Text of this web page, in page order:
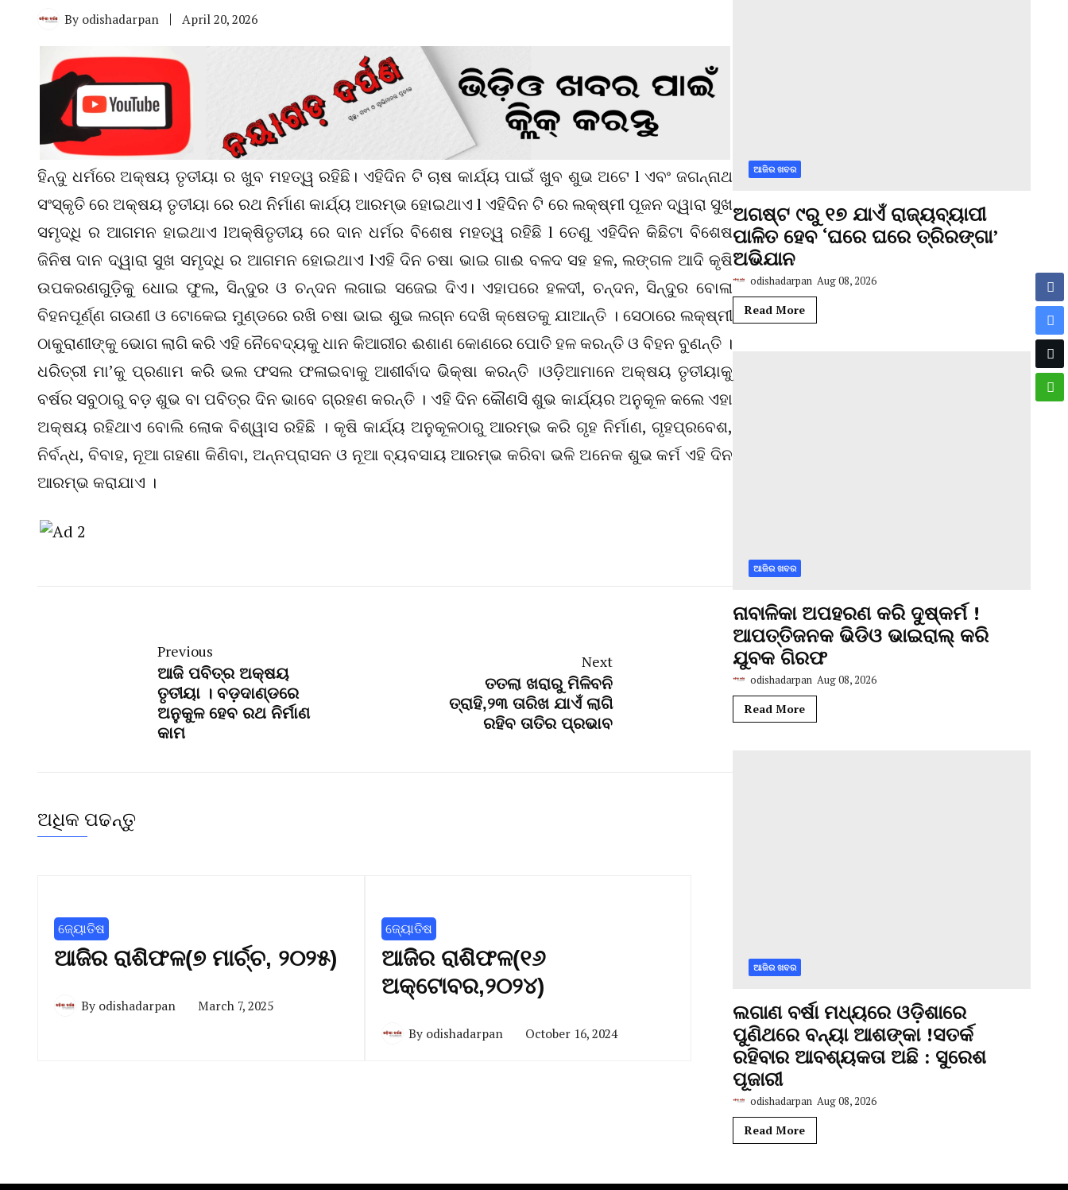
By odishadarpan April 20, 2026
ହିନ୍ଦୁ ଧର୍ମରେ ଅକ୍ଷୟ ତୃତୀୟା ର ଖୁବ ମହତ୍ୱ ରହିଛି। ଏହିଦିନ ଟି ଚାଷ କାର୍ଯ୍ୟ ପାଇଁ ଖୁବ ଶୁଭ ଅଟେ l ଏବଂ ଜଗନ୍ନାଥ
ସଂସ୍କୃତି ରେ ଅକ୍ଷୟ ତୃତୀୟା ରେ ରଥ ନିର୍ମାଣ କାର୍ଯ୍ୟ ଆରମ୍ଭ ହୋଇଥାଏ l ଏହିଦିନ ଟି ରେ ଲକ୍ଷ୍ମୀ ପୂଜନ ଦ୍ୱାରା ସୁଖ
ସମୃଦ୍ଧି ର ଆଗମନ ହାଇଥାଏ lଅକ୍ଷିତୃତୀୟ ରେ ଦାନ ଧର୍ମର ବିଶେଷ ମହତ୍ୱ ରହିଛି l ତେଣୁ ଏହିଦିନ କିଛିଟା ବିଶେଷ
ଜିନିଷ ଦାନ ଦ୍ୱାରା ସୁଖ ସମୃଦ୍ଧି ର ଆଗମନ ହୋଇଥାଏ lଏହି ଦିନ ଚଷା ଭାଇ ଗାଈ ବଳଦ ସହ ହଳ, ଲଙ୍ଗଳ ଆଦି କୃଷି
ଉପକରଣଗୁଡ଼ିକୁ ଧୋଇ ଫୁଲ, ସିନ୍ଦୁର ଓ ଚନ୍ଦନ ଲଗାଇ ସଜେଇ ଦିଏ। ଏହାପରେ ହଳଦୀ, ଚନ୍ଦନ, ସିନ୍ଦୁର ବୋଳା
ବିହନପୂର୍ଣ୍ଣ ଗଉଣୀ ଓ ଟୋକେଇ ମୁଣ୍ଡରେ ରଖି ଚଷା ଭାଇ ଶୁଭ ଲଗ୍ନ ଦେଖି କ୍ଷେତକୁ ଯାଆନ୍ତି । ସେଠାରେ ଲକ୍ଷ୍ମୀ
ଠାକୁରାଣୀଙ୍କୁ ଭୋଗ ଲାଗି କରି ଏହି ନୈବେଦ୍ୟକୁ ଧାନ କିଆରୀର ଈଶାଣ କୋଣରେ ପୋତି ହଳ କରନ୍ତି ଓ ବିହନ ବୁଣନ୍ତି ।
ଧରିତ୍ରୀ ମା’କୁ ପ୍ରଣାମ କରି ଭଲ ଫସଲ ଫଳାଇବାକୁ ଆଶୀର୍ବାଦ ଭିକ୍ଷା କରନ୍ତି ।ଓଡ଼ିଆମାନେ ଅକ୍ଷୟ ତୃତୀୟାକୁ
ବର୍ଷର ସବୁଠାରୁ ବଡ଼ ଶୁଭ ବା ପବିତ୍ର ଦିନ ଭାବେ ଗ୍ରହଣ କରନ୍ତି । ଏହି ଦିନ କୌଣସି ଶୁଭ କାର୍ଯ୍ୟର ଅନୁକୂଳ କଲେ ଏହା
ଅକ୍ଷୟ ରହିଥାଏ ବୋଲି ଲୋକ ବିଶ୍ୱାସ ରହିଛି । କୃଷି କାର୍ଯ୍ୟ ଅନୁକୂଳଠାରୁ ଆରମ୍ଭ କରି ଗୃହ ନିର୍ମାଣ, ଗୃହପ୍ରବେଶ,
ନିର୍ବନ୍ଧ, ବିବାହ, ନୂଆ ଗହଣା କିଣିବା, ଅନ୍ନପ୍ରାସନ ଓ ନୂଆ ବ୍ୟବସାୟ ଆରମ୍ଭ କରିବା ଭଳି ଅନେକ ଶୁଭ କର୍ମ ଏହି ଦିନ
ଆରମ୍ଭ କରାଯାଏ ।
Previous
ଆଜି ପବିତ୍ର ଅକ୍ଷୟ
ତୃତୀୟା । ବଡ଼ଦାଣ୍ଡରେ
ଅନୁକୁଳ ହେବ ରଥ ନିର୍ମାଣ
କାମ
Next
ତତଲା ଖରାରୁ ମିଳିବନି
ତ୍ରାହି,୨୩ ତାରିଖ ଯାଏଁ ଲାଗି
ରହିବ ତାତିର ପ୍ରଭାବ
ଅଧିକ ପଢନ୍ତୁ
ଜ୍ୟୋତିଷ
ଆଜିର ରାଶିଫଳ(୭ ମାର୍ଚ୍ଚ, ୨୦୨୫)
By odishadarpan March 7, 2025
ଜ୍ୟୋତିଷ
ଆଜିର ରାଶିଫଳ(୧୬
ଅକ୍ଟୋବର,୨୦୨୪)
By odishadarpan October 16, 2024
ଆଜିର ଖବର
ଅଗଷ୍ଟ ୯ରୁ ୧୭ ଯାଏଁ ରାଜ୍ୟବ୍ୟାପୀ
ପାଳିତ ହେବ ‘ଘରେ ଘରେ ତ୍ରିରଙ୍ଗା’
ଅଭିଯାନ
odishadarpan Aug 08, 2026
Read More
ଆଜିର ଖବର
ନାବାଳିକା ଅପହରଣ କରି ଦୁଷ୍କର୍ମ !
ଆପତ୍ତିଜନକ ଭିଡିଓ ଭାଇରାଲ୍ କରି
ଯୁବକ ଗିରଫ
odishadarpan Aug 08, 2026
Read More
ଆଜିର ଖବର
ଲଗାଣ ବର୍ଷା ମଧ୍ୟରେ ଓଡ଼ିଶାରେ
ପୁଣିଥରେ ବନ୍ୟା ଆଶଙ୍କା !ସତର୍କ
ରହିବାର ଆବଶ୍ୟକତା ଅଛି : ସୁରେଶ
ପୂଜାରୀ
odishadarpan Aug 08, 2026
Read More